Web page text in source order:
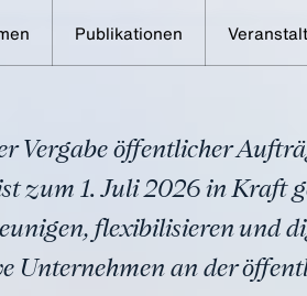
Publikationen
Vergabe öffentlicher
zum 1. Juli 2026 in Kraft
flexibilisieren und
Unternehmen an der